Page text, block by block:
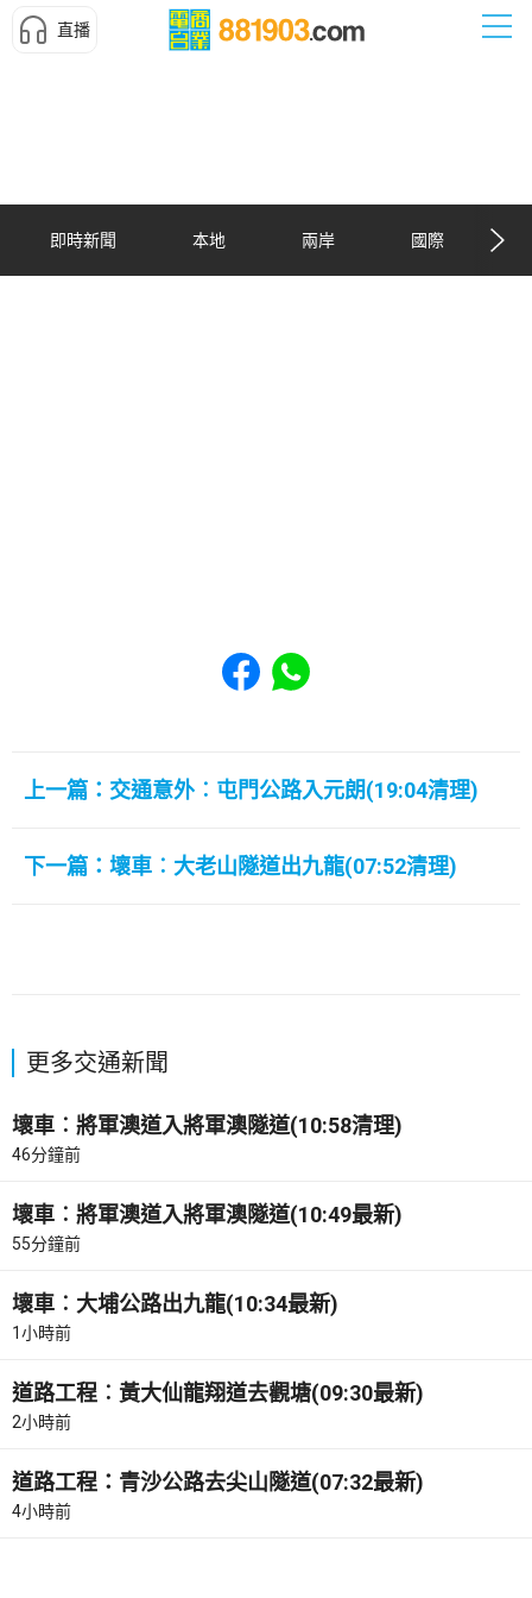
直播
即時新聞 本地 兩岸 國際
Share to Facebook
Share to WhatsApp
上一篇：交通意外︰屯門公路入元朗(19:04清理)
下一篇：壞車︰大老山隧道出九龍(07:52清理)
更多交通新聞
壞車︰將軍澳道入將軍澳隧道(10:58清理)
46分鐘前
壞車︰將軍澳道入將軍澳隧道(10:49最新)
55分鐘前
壞車︰大埔公路出九龍(10:34最新)
1小時前
道路工程︰黃大仙龍翔道去觀塘(09:30最新)
2小時前
道路工程：青沙公路去尖山隧道(07:32最新)
4小時前